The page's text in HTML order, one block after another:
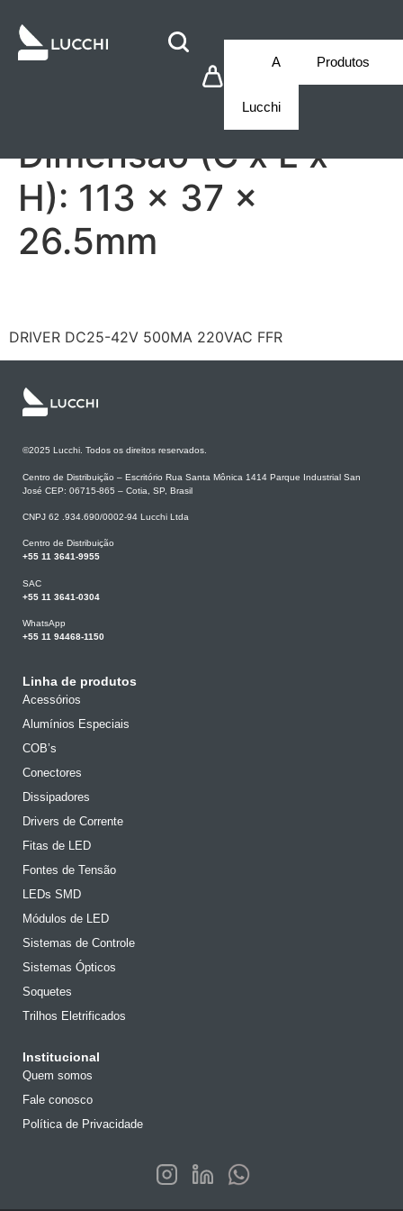
A
Lucchi
Produtos
Dimensão (C x L x
H): 113 x 37 x
26.5mm
DRIVER DC25-42V 500MA 220VAC FFR
©2025 Lucchi. Todos os direitos reservados.
Centro de Distribuição – Escritório Rua Santa Mônica 1414 Parque Industrial San
José CEP: 06715-865 – Cotia, SP, Brasil
CNPJ 62 .934.690/0002-94 Lucchi Ltda
Centro de Distribuição
+55 11 3641-9955
SAC
+55 11 3641-0304
WhatsApp
+55 11 94468-1150
Linha de produtos
Acessórios
Alumínios Especiais
COB’s
Conectores
Dissipadores
Drivers de Corrente
Fitas de LED
Fontes de Tensão
LEDs SMD
Módulos de LED
Sistemas de Controle
Sistemas Ópticos
Soquetes
Trilhos Eletrificados
Institucional
Quem somos
Fale conosco
Política de Privacidade